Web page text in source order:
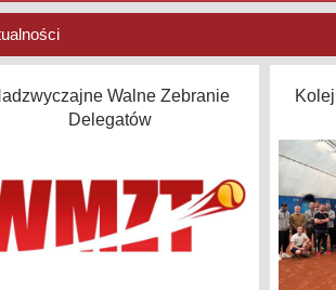
Walne Zebranie
Delegatów